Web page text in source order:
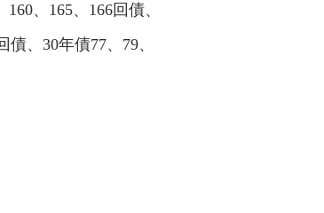
、165、166回債、
、30年債77、79、